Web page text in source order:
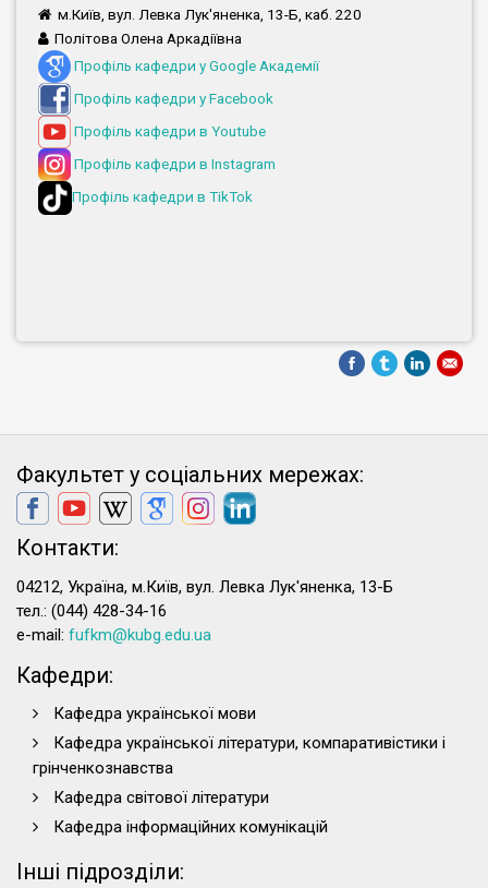
м.Київ, вул. Левка Лук'яненка, 13-Б, каб. 220
Політова Олена Аркадіївна
Профіль кафедри у Google Академії
Профіль кафедри у Facebook
Профіль кафедри в Youtube
Профіль кафедри в Instagram
Профіль кафедри в TikTok
Факультет у соціальних мережах:
Контакти:
04212, Україна, м.Київ, вул. Левка Лук'яненка, 13-Б
тел.: (044) 428-34-16
e-mail: fufkm@kubg.edu.ua
Кафедри:
Кафедра української мови
Кафедра української літератури, компаративістики і
грінченкознавства
Кафедра світової літератури
Кафедра інформаційних комунікацій
Інші підрозділи: